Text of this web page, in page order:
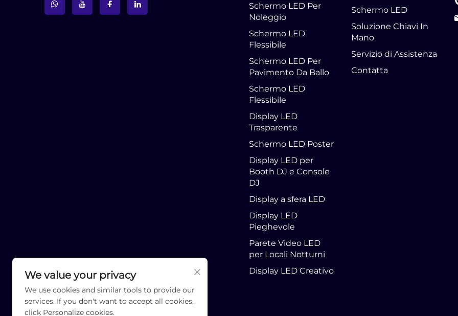
Schermo LED Per
Noleggio
Schermo LED
Flessibile
Schermo LED Per
Pavimento Da Ballo
Schermo LED
Flessibile
Display LED
Trasparente
Schermo LED Poster
Display LED per
Booth DJ e Console
DJ
Display a sfera LED
Display LED
Pieghevole
Parete Video LED
per Locali Notturni
Display LED Creativo
Schermo LED
Soluzione Chiavi In
Mano
Servizio di Assistenza
Contatta
We value your privacy
We use cookies and similar tools to provide our
services. If you don't want to accept all cookies,
click Personalize cookies.